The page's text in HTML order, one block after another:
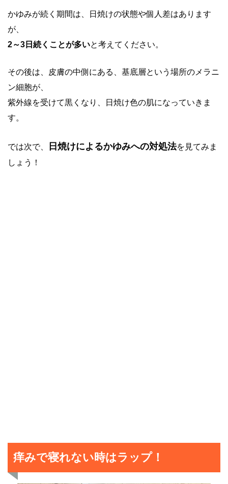
かゆみが続く期間は、日焼けの状態や個人差はあります
が、
2～3日続くことが多いと考えてください。
その後は、皮膚の中側にある、基底層という場所のメラニ
ン細胞が、
紫外線を受けて黒くなり、日焼け色の肌になっていきま
す。
では次で、 日焼けによるかゆみへの対処法を見てみま
しょう！
痒みで寝れない時はラップ！